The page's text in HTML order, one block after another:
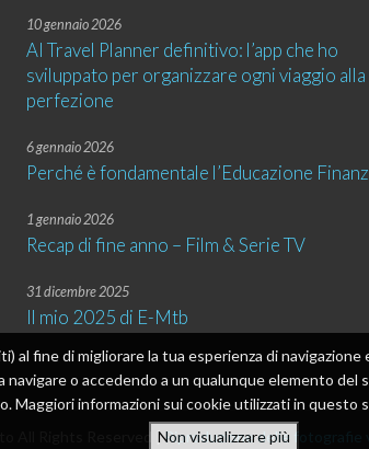
10 gennaio 2026
AI Travel Planner definitivo: l’app che ho
sviluppato per organizzare ogni viaggio alla
perfezione
6 gennaio 2026
Perché è fondamentale l’Educazione
1 gennaio 2026
Recap di fine anno – Film & Serie TV
31 dicembre 2025
Il mio 2025 di E-Mtb
All Rights Reserved |Riproduzione delle fotografie
al fine di migliorare la tua esperienza di
o accedendo a un qualunque elemento
Maggiori informazioni sui cookie utilizzati in questo